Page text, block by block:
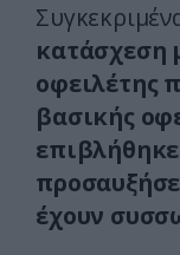
κατάσχεση
οφειλέτης
βασικής
έχουν